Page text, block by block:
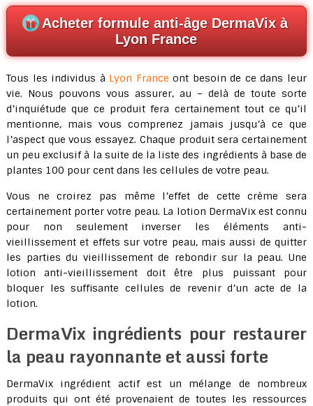
Acheter formule anti-âge DermaVix à
Lyon France
Tous les individus à Lyon France ont besoin de ce dans leur
vie. Nous pouvons vous assurer, au – delà de toute sorte
d’inquiétude que ce produit fera certainement tout ce qu’il
mentionne, mais vous comprenez jamais jusqu’à ce que
l’aspect que vous essayez. Chaque produit sera certainement
un peu exclusif à la suite de la liste des ingrédients à base de
plantes 100 pour cent dans les cellules de votre peau.
Vous ne croirez pas même l’effet de cette crème sera
certainement porter votre peau. La lotion DermaVix est connu
pour non seulement inverser les éléments anti-
vieillissement et effets sur votre peau, mais aussi de quitter
les parties du vieillissement de rebondir sur la peau. Une
lotion anti-vieillissement doit être plus puissant pour
bloquer les suffisante cellules de revenir d’un acte de la
lotion.
DermaVix ingrédients pour restaurer
la peau rayonnante et aussi forte
DermaVix ingrédient actif est un mélange de nombreux
produits qui ont été provenaient de toutes les ressources